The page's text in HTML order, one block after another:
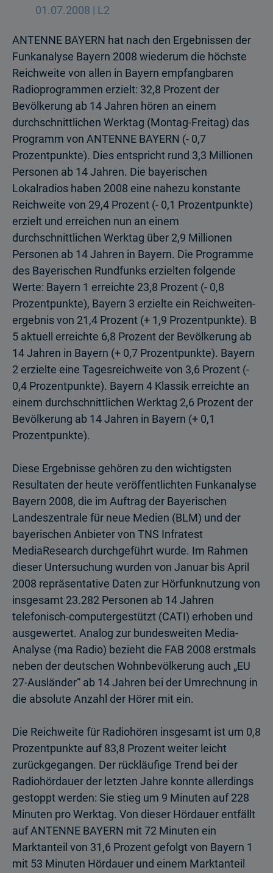
01.07.2008 | L2
ANTENNE BAYERN hat nach den Ergeb­nissen der
Funkanalyse Bayern 2008 wiederum die höchste
Reichweite von allen in Bayern empfangbaren
Radio­programmen erzielt: 32,8 Prozent der
Bevölkerung ab 14 Jahren hören an einem
durchschnittlichen Werktag (Montag-Freitag) das
Programm von ANTENNE BAYERN (- 0,7
Prozentpunkte). Dies entspricht rund 3,3 Millionen
Personen ab 14 Jahren. Die bayerischen
Lokalradios haben 2008 eine nahezu konstante
Reich­weite von 29,4 Prozent (- 0,1 Prozentpunkte)
erzielt und erreichen nun an einem
durchschnittlichen Werktag über 2,9 Millionen
Personen ab 14 Jahren in Bayern. Die Programme
des Bayerischen Rundfunks erzielten folgende
Werte: Bayern 1 erreichte 23,8 Prozent (- 0,8
Prozentpunkte), Bayern 3 erzielte ein Reichweiten­
ergebnis von 21,4 Prozent (+ 1,9 Prozentpunkte). B
5 aktuell erreichte 6,8 Prozent der Bevölkerung ab
14 Jahren in Bayern (+ 0,7 Prozentpunkte). Bayern
2 erzielte eine Tagesreichweite von 3,6 Prozent (-
0,4 Prozentpunkte). Bayern 4 Klassik erreichte an
einem durchschnittlichen Werktag 2,6 Prozent der
Bevölkerung ab 14 Jahren in Bayern (+ 0,1
Prozentpunkte).
Diese Ergebnisse gehören zu den wichtigsten
Resultaten der heute veröffentlichten Funkanalyse
Bayern 2008, die im Auftrag der Bayerischen
Landeszentrale für neue Medien (BLM) und der
bayerischen Anbieter von TNS Infratest
MediaResearch durchgeführt wurde. Im Rahmen
dieser Untersuchung wurden von Januar bis April
2008 repräsentative Daten zur Hörfunknutzung von
insgesamt 23.282 Personen ab 14 Jahren
telefonisch-computergestützt (CATI) erhoben und
ausgewertet. Analog zur bundesweiten Media-
Analyse (ma Radio) bezieht die FAB 2008 erstmals
neben der deutschen Wohnbevölkerung auch „EU
27-Ausländer“ ab 14 Jahren bei der Umrechnung in
die absolute Anzahl der Hörer mit ein.
Die Reichweite für Radiohören insgesamt ist um 0,8
Prozentpunkte auf 83,8 Pro­zent weiter leicht
zurückgegangen. Der rückläufige Trend bei der
Radiohördauer der letzten Jahre konnte allerdings
gestoppt werden: Sie stieg um 9 Minuten auf 228
Minuten pro Werktag. Von dieser Hördauer entfällt
auf ANTENNE BAYERN mit 72 Minuten ein
Marktanteil von 31,6 Prozent gefolgt von Bayern 1
mit 53 Minuten Hördauer und einem Marktanteil